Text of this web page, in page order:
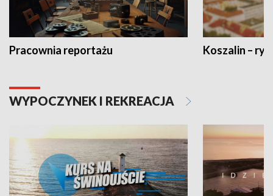
Pracownia reportażu Koszalin –
WYPOCZYNEK I REKREACJA